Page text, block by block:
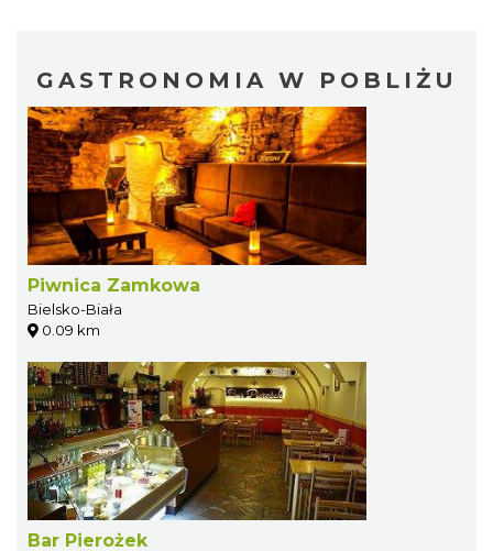
GASTRONOMIA W POBLIŻU
Piwnica Zamkowa
Bielsko-Biała
0.09 km
Bar Pierożek